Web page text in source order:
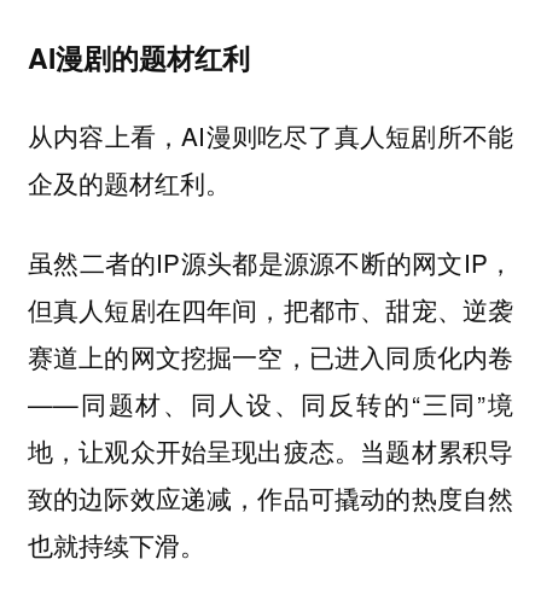
AI漫剧的题材红利
从内容上看，AI漫则吃尽了真人短剧所不能
企及的题材红利。
虽然二者的IP源头都是源源不断的网文IP，
但真人短剧在四年间，把都市、甜宠、逆袭
赛道上的网文挖掘一空，已进入同质化内卷
——同题材、同人设、同反转的“三同”境
地，让观众开始呈现出疲态。当题材累积导
致的边际效应递减，作品可撬动的热度自然
也就持续下滑。